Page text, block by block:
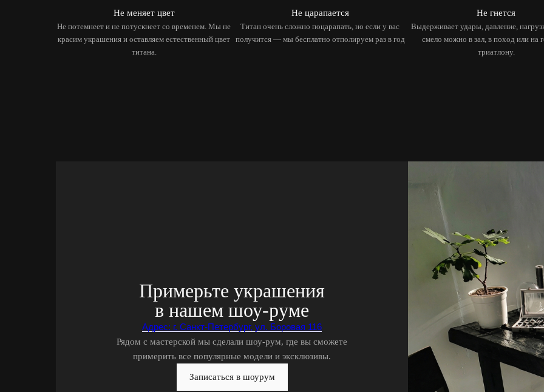
Не меняет цвет
Не потемнеет и не потускнеет со временем. Мы не
красим украшения и оставляем естественный цвет
титана.
Не царапается
Титан очень сложно поцарапать, но если у вас
получится — мы бесплатно отполируем раз в год
Не гнется
Выдерживает удары, давление,
смело можно в зал, в поход или на
триатлону.
Примерьте украшения
в нашем шоу-руме
Адрес: г. Санкт-Петербург, ул. Боровая 116
Рядом с мастерской мы сделали шоу-рум, где вы сможете
примерить все популярные модели и эксклюзивы.
Записаться в шоурум